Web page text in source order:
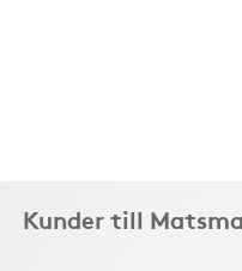
Kunder till